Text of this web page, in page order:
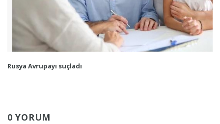
Rusya Avrupayı suçladı
0 YORUM